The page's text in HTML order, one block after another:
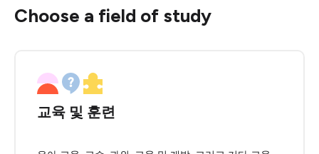
Choose a field of study
교육 및 훈련